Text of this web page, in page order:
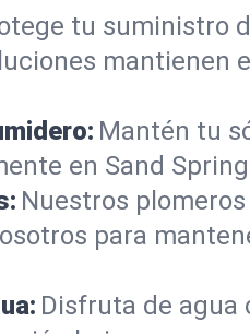
tu suministro
mantienen
Mantén tu
en Sand
Nuestros
para
Disfruta de agua